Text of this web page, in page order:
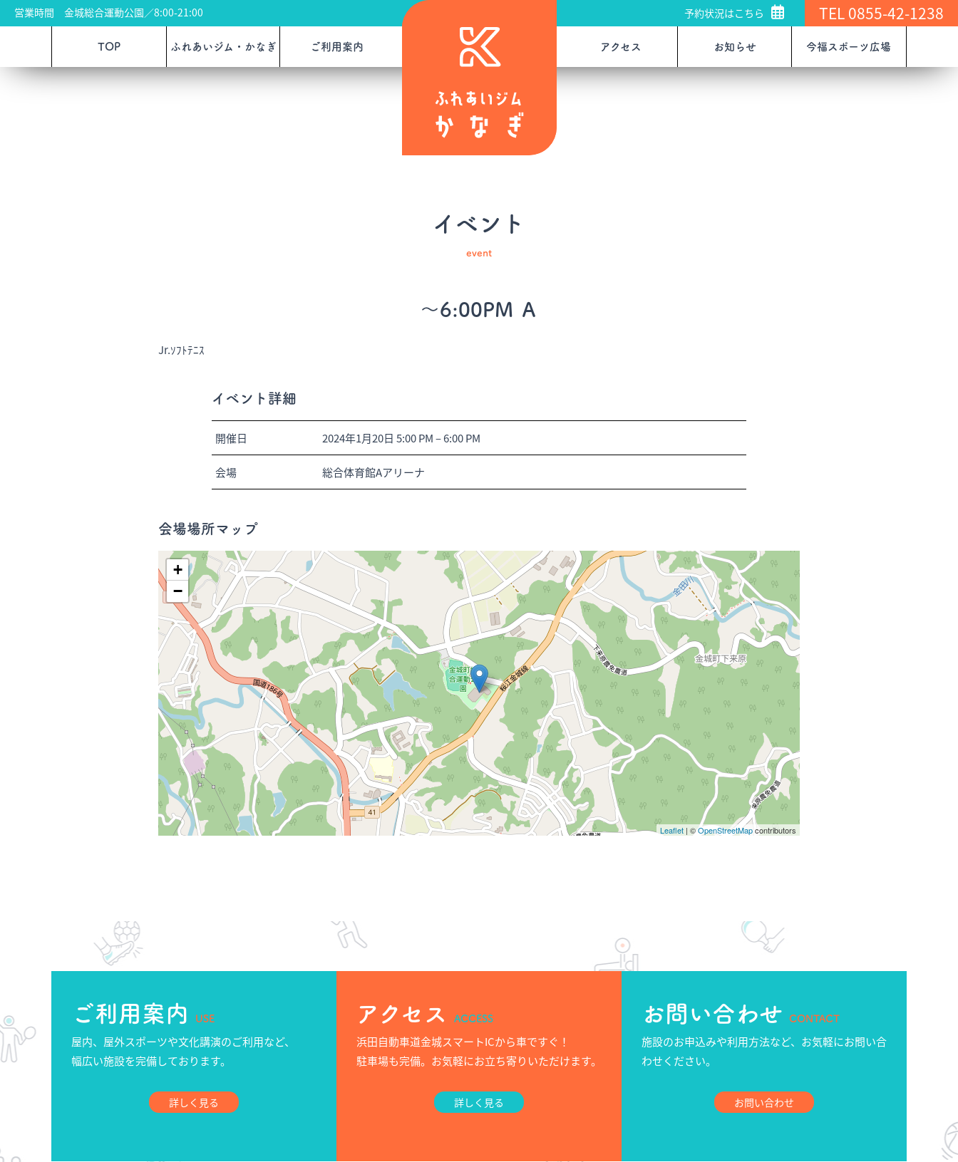
営業時間 金城総合運動公園／8:00-21:00 予約状況はこちら TEL 0855-42-1238
TOP ふれあいジム・かなぎ ご利用案内 アクセス お知らせ 今福スポーツ広場
イベント
event
～6:00PM Ａ
Jr.ｿﾌﾄﾃﾆｽ
イベント詳細
開催日 2024年1月20日 5:00 PM–6:00 PM
会場 総合体育館Aアリーナ
会場場所マップ
+
−
Leaflet | ©OpenStreetMapcontributors
ご利用案内 USE
屋内、屋外スポーツや文化講演のご利用など、
幅広い施設を完備しております。
詳しく見る
アクセス ACCESS
浜田自動車道金城スマートICから車ですぐ！
駐車場も完備。お気軽にお立ち寄りいただけます。
詳しく見る
お問い合わせ CONTACT
施設のお申込みや利用方法など、お気軽にお問い合
わせください。
お問い合わせ